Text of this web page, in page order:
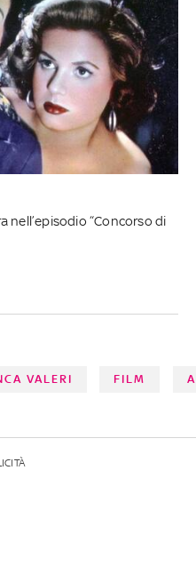
nell’episodio “Concorso di
VALERI FILM